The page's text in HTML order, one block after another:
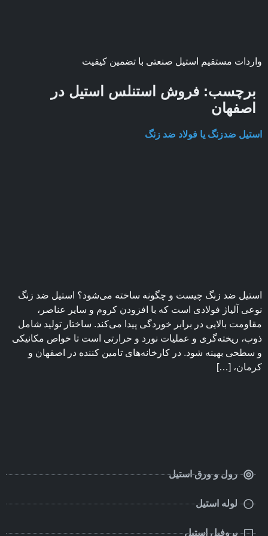
واردات مستقیم استیل صنعتی با تضمین کیفیت
برچسب: فروش استنلس استیل در
اصفهان
استیل ضدزنگ یا فولاد ضد زنگ
استیل ضد زنگ چیست و چگونه ساخته می‌شود؟ استیل ضد زنگ
نوعی آلیاژ فولادی است که با افزودن کروم و سایر عناصر،
مقاومت بالایی در برابر خوردگی پیدا می‌کند. ساختار تولید شامل
ذوب، ریخته‌گری و عملیات نورد و حرارتی است تا خواص مکانیکی
و سطحی بهینه شود. در کارخانه‌های تامین کننده در اصفهان و
کرمان، […]
رول و ورق استیل
لوله استیل
پروفیل استیل